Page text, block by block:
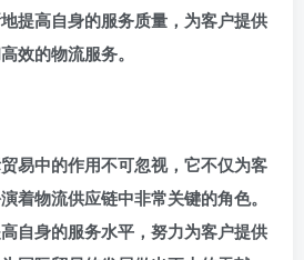
提高自身的服务质量，为客户提供
效的物流服务。
易中的作用不可忽视，它不仅为客
着物流供应链中非常关键的角色。
自身的服务水平，努力为客户提供